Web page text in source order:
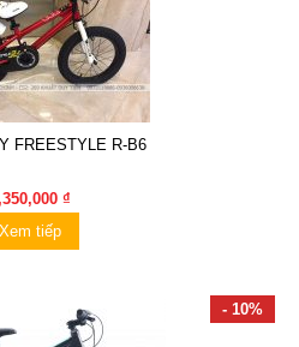
FREESTYLE R-B6
₫
Xem tiếp
- 10%